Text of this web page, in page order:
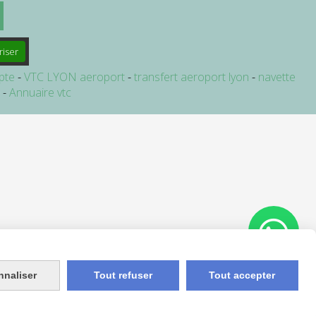
VTC LYON aeroport transfert aeroport lyon
navette
Annuaire vtc
Tout refuser Tout accepter